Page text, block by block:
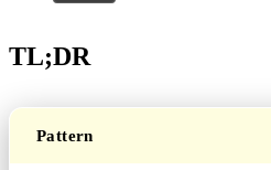
TL;DR
Pattern